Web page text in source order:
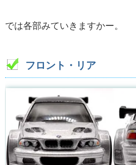
では各部みていきますかー。
フロント・リア